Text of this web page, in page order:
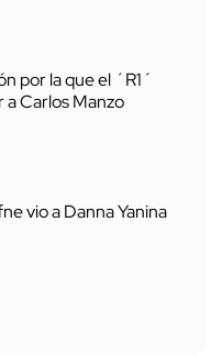
por la que el ´R1´
Carlos Manzo
vio a Danna Yanina